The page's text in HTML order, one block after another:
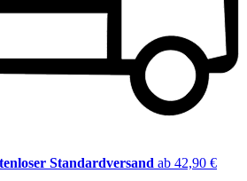
Standardversand ab 42,90 €